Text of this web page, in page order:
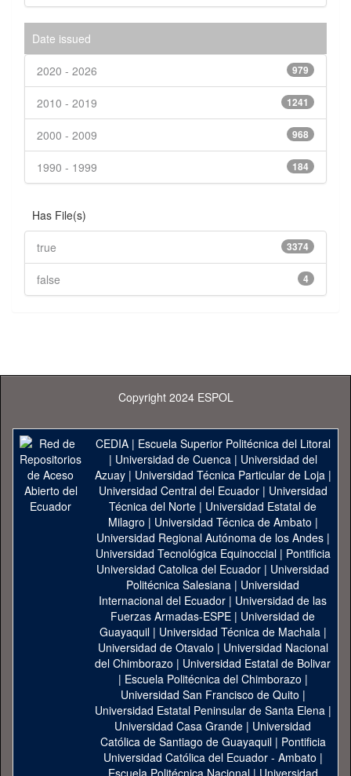
Date issued
979
2020 - 2026
1241
2010 - 2019
968
2000 - 2009
184
1990 - 1999
Has File(s)
3374
true
4
false
Copyright 2024 ESPOL
CEDIA| Escuela Superior Politécnica del Litoral
| Universidad de Cuenca| Universidad del
Azuay| Universidad Técnica Particular de Loja|
Universidad Central del Ecuador| Universidad
Técnica del Norte | Universidad Estatal de
Milagro | Universidad Técnica de Ambato |
Universidad Regional Autónoma de los Andes|
Universidad Tecnológica Equinoccial| Pontificia
Universidad Catolica del Ecuador | Universidad
Politécnica Salesiana | Universidad
Internacional del Ecuador | Universidad de las
Fuerzas Armadas-ESPE | Universidad de
Guayaquil| Universidad Técnica de Machala|
Universidad de Otavalo | Universidad Nacional
del Chimborazo | Universidad Estatal de Bolivar
| Escuela Politécnica del Chimborazo |
Universidad San Francisco de Quito |
Universidad Estatal Peninsular de Santa Elena|
Universidad Casa Grande | Universidad
Católica de Santiago de Guayaquil| Pontificia
Universidad Católica del Ecuador - Ambato |